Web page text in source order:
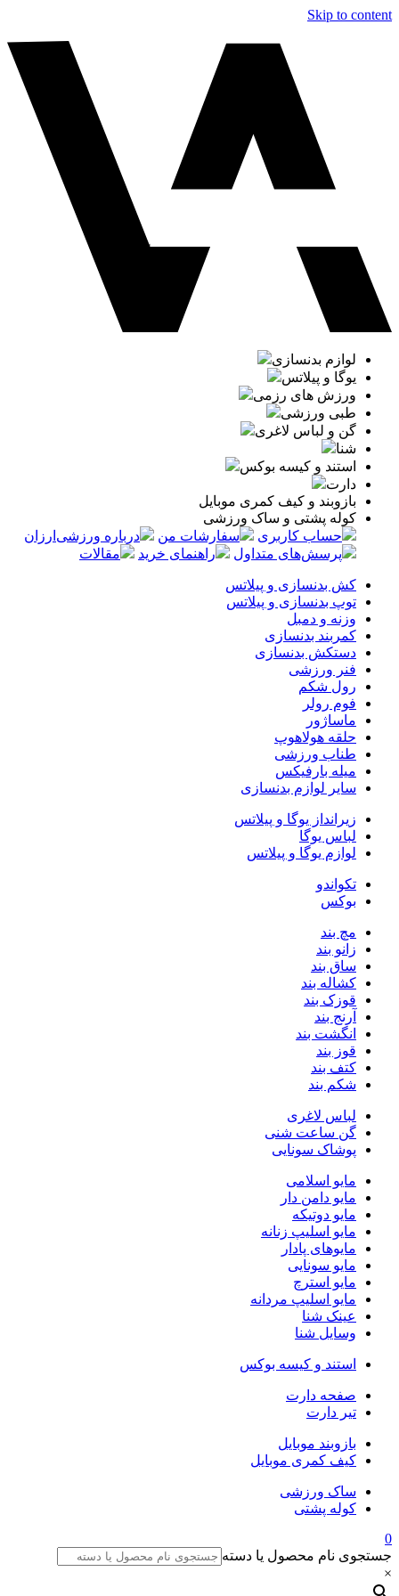
Skip to content
لوازم بدنسازی
یوگا و پیلاتس
ورزش های رزمی
طبی ورزشی
گن و لباس لاغری
شنا
استند و کیسه بوکس
دارت
بازوبند و کیف کمری موبایل
کوله پشتی و ساک ورزشی
حساب کاربری
سفارشات من
درباره ورزشی‌ارزان
پرسش‌های متداول
راهنمای خرید مقالات
کش بدنسازی و پیلاتس
توپ بدنسازی و پیلاتس
وزنه و دمبل
کمربند بدنسازی
دستکش بدنسازی
فنر ورزشی
رول شکم
فوم رولر
ماساژور
حلقه هولاهوپ
طناب ورزشی
میله بارفیکس
سایر لوازم بدنسازی
زیرانداز یوگا و پیلاتس
لباس یوگا
لوازم یوگا و پیلاتس
تکواندو
بوکس
مچ بند
زانو بند
ساق بند
کشاله بند
قوزک بند
آرنج بند
انگشت بند
قوز بند
کتف بند
شکم‌ بند
لباس لاغری
گن ساعت شنی
پوشاک سونایی
مایو اسلامی
مایو دامن دار
مایو دوتیکه
مایو اسلیپ زنانه
مایو‌های پادار
مایو سونایی
مایو استرچ
مایو اسلیپ مردانه
عینک شنا
وسایل شنا
استند و کیسه بوکس
صفحه دارت
تیر دارت
بازوبند موبایل
کیف کمری موبایل
ساک ورزشی
کوله پشتی
0
جستجوی نام محصول یا دسته
×